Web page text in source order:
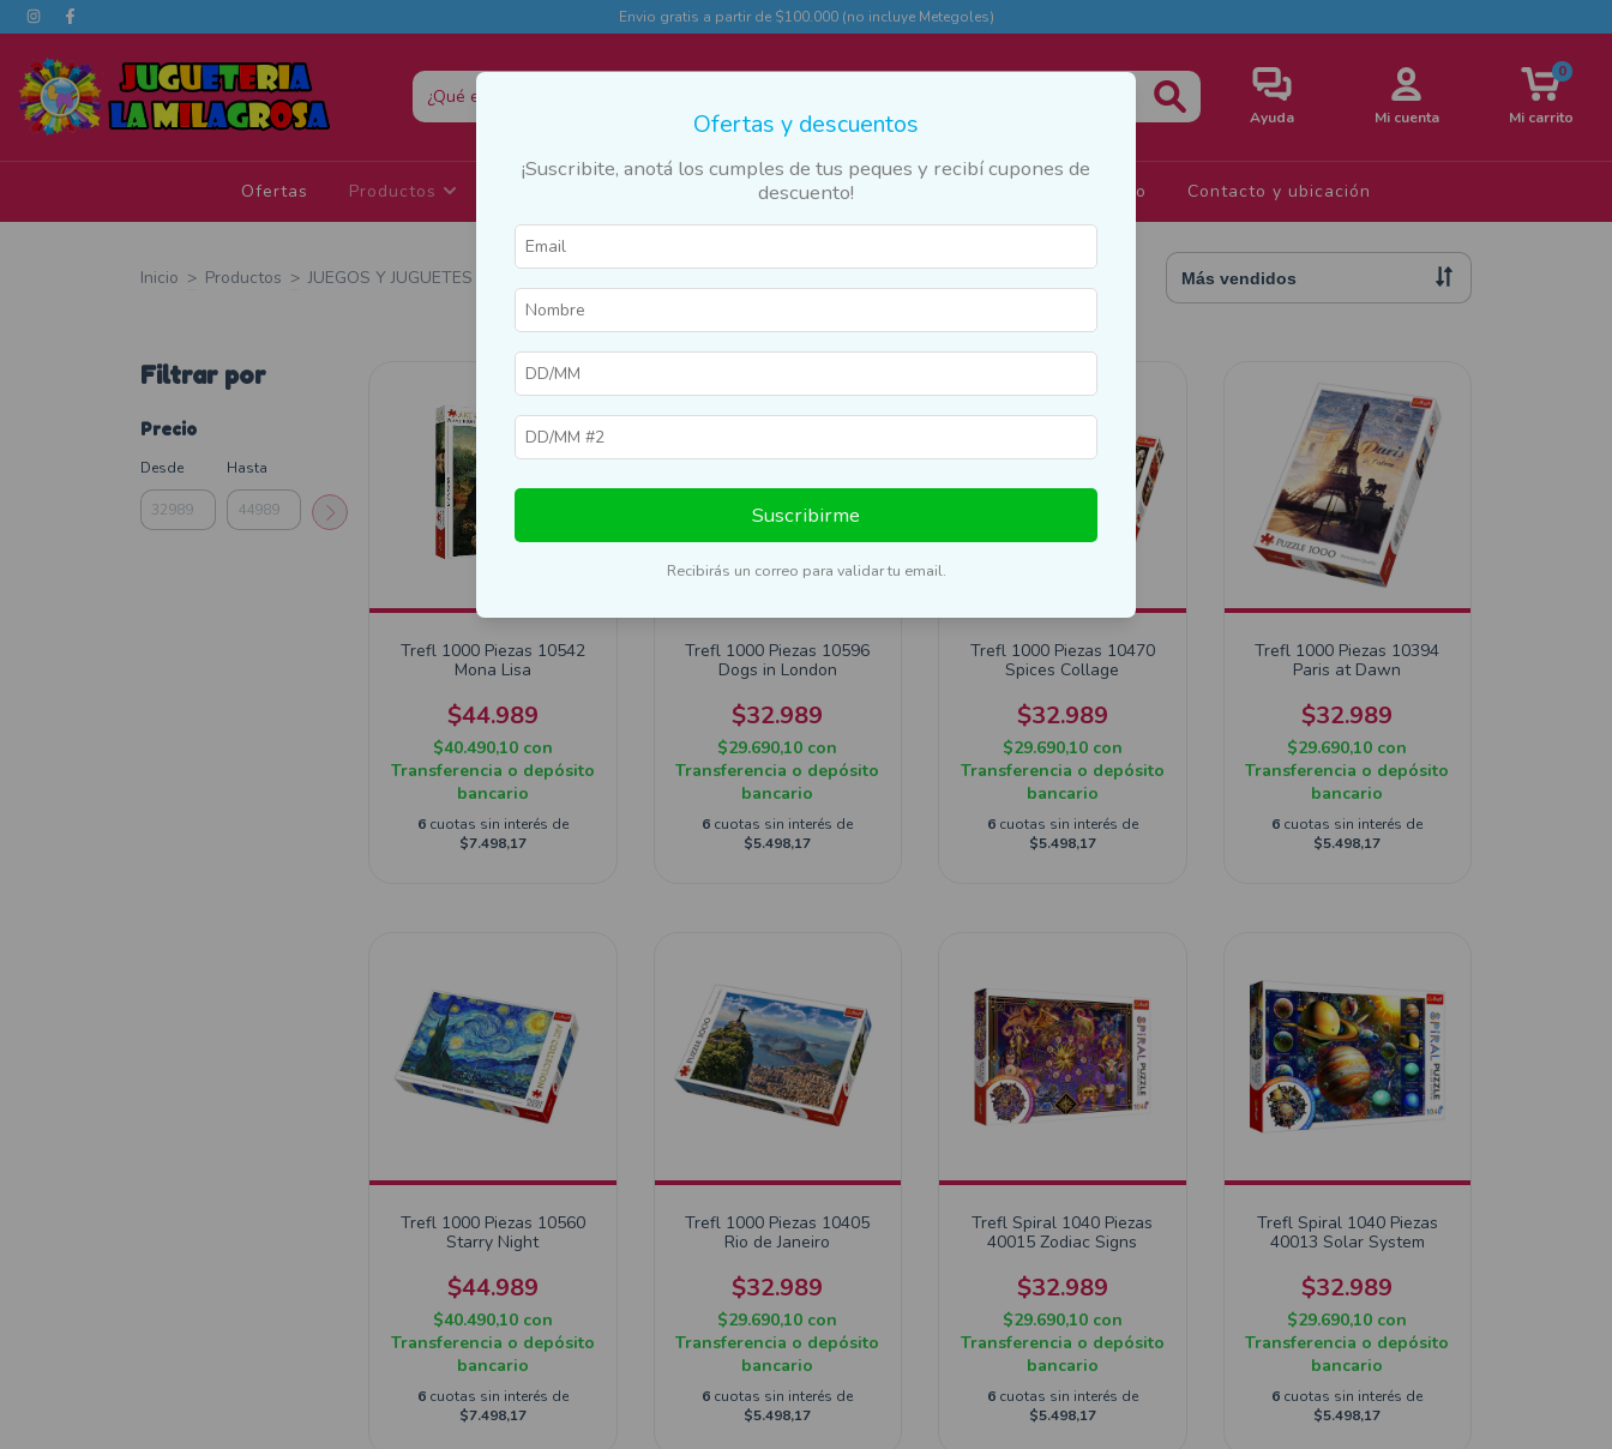
Envio gratis a partir de $100.000 (no incluye Metegoles)
Ayuda Mi cuenta Mi carrito
0
Ofertas Productos Marcas y franquicias Guias de Uso Contacto y ubicación
Inicio > Productos > JUEGOS Y JUGUETES
Filtrar por
Precio
Desde Hasta
Trefl 1000 Piezas 10542
Mona Lisa
$44.989
$40.490,10 con
Transferencia o depósito
bancario
6 cuotas sin interés de
$7.498,17
Trefl 1000 Piezas 10596
Dogs in London
$32.989
$29.690,10 con
Transferencia o depósito
bancario
6 cuotas sin interés de
$5.498,17
Trefl 1000 Piezas 10470
Spices Collage
$32.989
$29.690,10 con
Transferencia o depósito
bancario
6 cuotas sin interés de
$5.498,17
Trefl 1000 Piezas 10394
Paris at Dawn
$32.989
$29.690,10 con
Transferencia o depósito
bancario
6 cuotas sin interés de
$5.498,17
Trefl 1000 Piezas 10560
Starry Night
$44.989
$40.490,10 con
Transferencia o depósito
bancario
6 cuotas sin interés de
$7.498,17
Trefl 1000 Piezas 10405
Rio de Janeiro
$32.989
$29.690,10 con
Transferencia o depósito
bancario
6 cuotas sin interés de
$5.498,17
Trefl Spiral 1040 Piezas
40015 Zodiac Signs
$32.989
$29.690,10 con
Transferencia o depósito
bancario
6 cuotas sin interés de
$5.498,17
Trefl Spiral 1040 Piezas
40013 Solar System
$32.989
$29.690,10 con
Transferencia o depósito
bancario
6 cuotas sin interés de
$5.498,17
Ofertas y descuentos
¡Suscribite, anotá los cumples de tus peques y recibí cupones de
descuento!
Suscribirme
Recibirás un correo para validar tu email.